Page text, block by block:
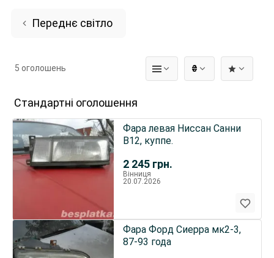
Переднє світло
₴
5 оголошень
Стандартні оголошення
2 245 грн.
Фара левая Ниссан Санни
В12, куппе.
Вінниця
20.07.2026
Фара Форд Сиерра мк2-3,
87-93 года